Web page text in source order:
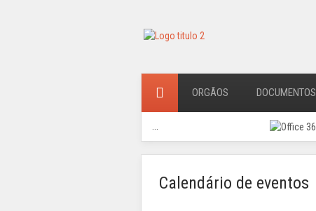
ORGÃOS DOCUMENTOS
Calendário de eventos